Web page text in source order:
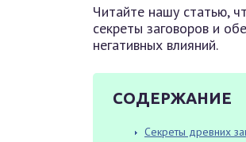
Читайте нашу статью,
секреты заговоров и
негативных влияний.
СОДЕРЖАНИЕ
Секреты древних